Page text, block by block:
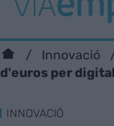
Innovació
d'euros per
INNOVACIÓ